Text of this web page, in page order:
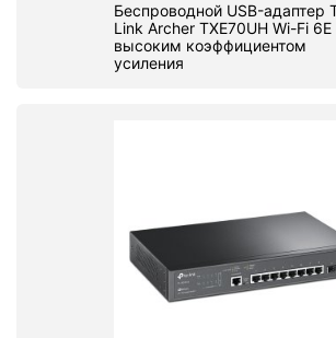
Беспроводной USB-адаптер
Link Archer TXE70UH Wi-Fi 6E
высоким коэффициентом
усиления